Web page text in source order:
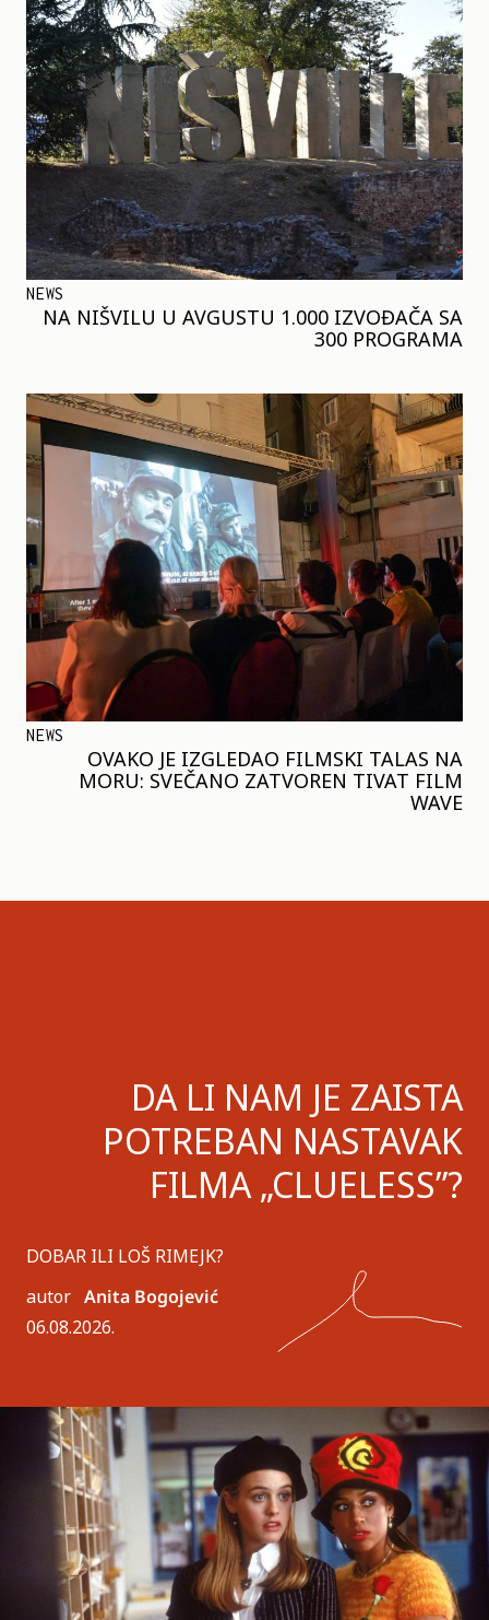
NEWS
NA NIŠVILU U AVGUSTU 1.000 IZVOĐAČA SA
300 PROGRAMA
NEWS
OVAKO JE IZGLEDAO FILMSKI TALAS NA
MORU: SVEČANO ZATVOREN TIVAT FILM
WAVE
DA LI NAM JE ZAISTA
POTREBAN NASTAVAK
FILMA „CLUELESS”?
DOBAR ILI LOŠ RIMEJK?
autor Anita Bogojević
06.08.2026.